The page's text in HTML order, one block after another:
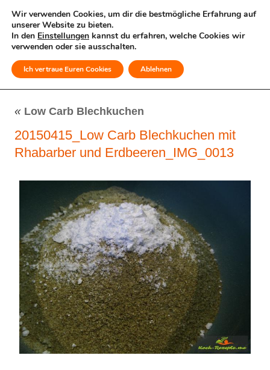
MENÜ
« Low Carb Blechkuchen
20150415_Low Carb Blechkuchen mit
Rhabarber und Erdbeeren_IMG_0013
Wir verwenden Cookies, um dir die bestmögliche Erfahrung auf
unserer Website zu bieten.
In den Einstellungen kannst du erfahren, welche Cookies wir
verwenden oder sie ausschalten.
Ich vertraue Euren Cookies Ablehnen